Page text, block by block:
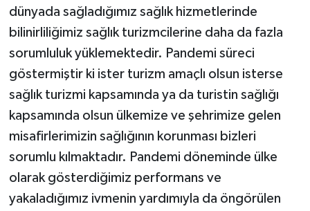
dünyada sağladığımız sağlık hizmetlerinde
bilinirliliğimiz sağlık turizmcilerine daha da fazla
sorumluluk yüklemektedir. Pandemi süreci
göstermiştir ki ister turizm amaçlı olsun isterse
sağlık turizmi kapsamında ya da turistin sağlığı
kapsamında olsun ülkemize ve şehrimize gelen
misafirlerimizin sağlığının korunması bizleri
sorumlu kılmaktadır. Pandemi döneminde ülke
olarak gösterdiğimiz performans ve
yakaladığımız ivmenin yardımıyla da öngörülen